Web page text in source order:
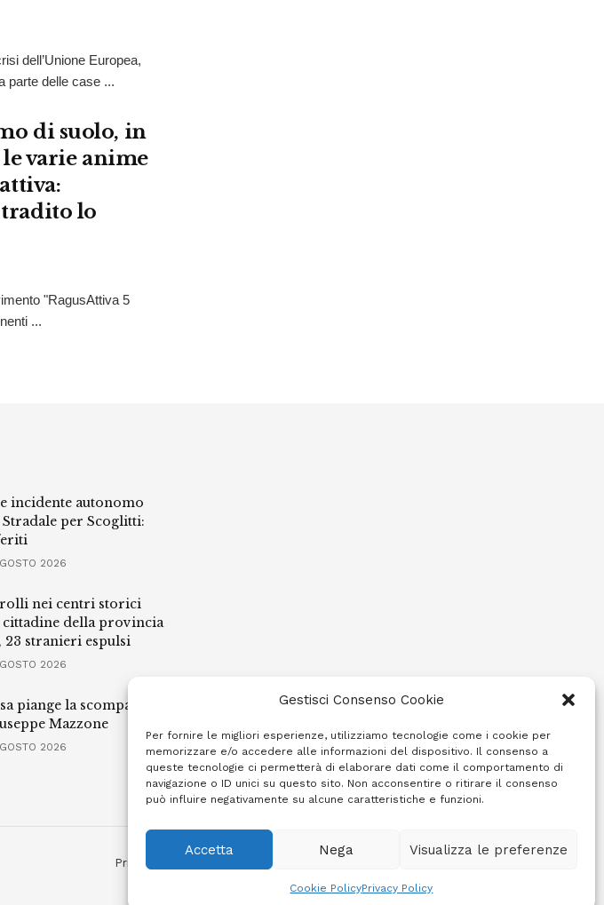
Gestisci Consenso Cookie
Per fornire le migliori esperienze, utilizziamo tecnologie come i cookie per
memorizzare e/o accedere alle informazioni del dispositivo. Il consenso a
queste tecnologie ci permetterà di elaborare dati come il comportamento di
navigazione o ID unici su questo sito. Non acconsentire o ritirare il consenso
può influire negativamente su alcune caratteristiche e funzioni.
Accetta Nega Visualizza le preferenze
Cookie PolicyPrivacy Policy
dell’Unione Europea,
parte delle case ...
di suolo, in
varie anime
tradito lo
"RagusAttiva 5
...
incidente autonomo
per Scoglitti:
2026
nei centri storici
cittadine della provincia
23 stranieri espulsi
2026
piange la scomparsa
Mazzone
2026
Privacy Policy Cookie Policy (UE)